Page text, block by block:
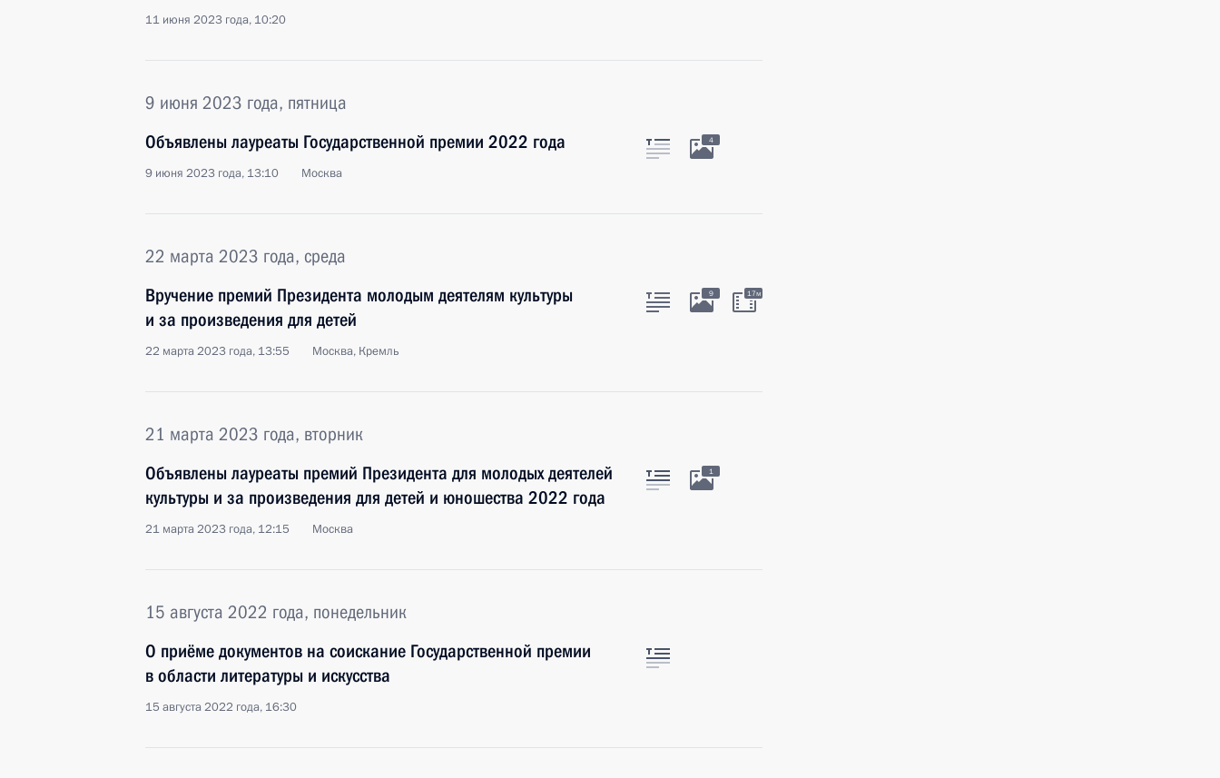
11 июня 2023 года, 10:20
9 июня 2023 года, пятница
Объявлены лауреаты Государственной премии 2022 года
9 июня 2023 года, 13:10 Москва
4
22 марта 2023 года, среда
Вручение премий Президента молодым деятелям культуры
и за произведения для детей
22 марта 2023 года, 13:55 Москва, Кремль
9 17м
21 марта 2023 года, вторник
Объявлены лауреаты премий Президента для молодых деятелей
культуры и за произведения для детей и юношества 2022 года
21 марта 2023 года, 12:15 Москва
1
15 августа 2022 года, понедельник
О приёме документов на соискание Государственной премии
в области литературы и искусства
15 августа 2022 года, 16:30